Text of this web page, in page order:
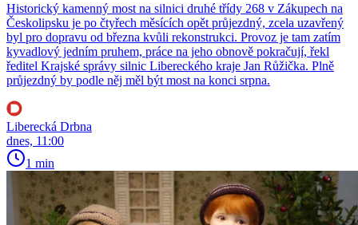
Historický kamenný most na silnici druhé třídy 268 v Zákupech na
Českolipsku je po čtyřech měsících opět průjezdný, zcela uzavřený
byl pro dopravu od března kvůli rekonstrukci. Provoz je tam zatím
kyvadlový jedním pruhem, práce na jeho obnově pokračují, řekl
ředitel Krajské správy silnic Libereckého kraje Jan Růžička. Plně
průjezdný by podle něj měl být most na konci srpna.
Liberecká Drbna
dnes, 11:00
1 min